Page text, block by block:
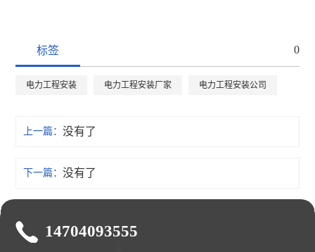
标签 0
电力工程安装 电力工程安装厂家 电力工程安装公司
上一篇：没有了
下一篇：没有了
14704093555